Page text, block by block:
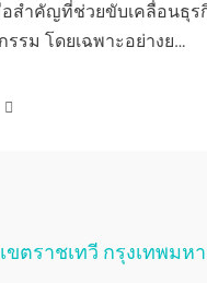
อสำคัญที่ช่วยขับเคลื่อนธุร
รรม โดยเฉพาะอย่างย…
ตราชเทวี กรุงเทพมห